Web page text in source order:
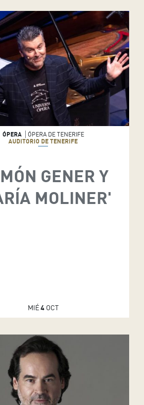
ÓPERA
ÓPERA DE TENERIFE
AUDITORIO DE TENERIFE
GENER Y
MOLINER'
MIÉ4OCT